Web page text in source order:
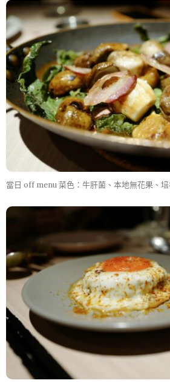
當日 off menu 菜色：牛肝菌、本地無花果、培